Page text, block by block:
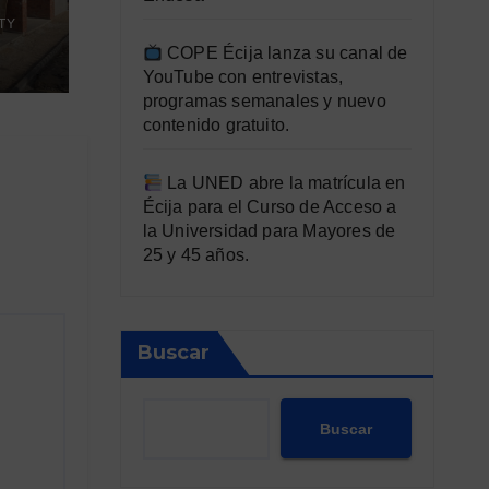
COPE Écija lanza su canal de
YouTube con entrevistas,
programas semanales y nuevo
contenido gratuito.
La UNED abre la matrícula en
Écija para el Curso de Acceso a
la Universidad para Mayores de
25 y 45 años.
Buscar
Buscar